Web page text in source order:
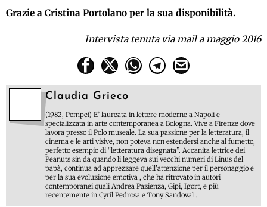
Grazie a Cristina Portolano per la sua disponibilità.
Intervista tenuta via mail a maggio 2016
Claudia Grieco
(1982, Pompei) E’ laureata in lettere moderne a Napoli e
specializzata in arte contemporanea a Bologna. Vive a Firenze dove
lavora presso il Polo museale. La sua passione per la letteratura, il
cinema e le arti visive, non poteva non estendersi anche al fumetto,
perfetto esempio di “letteratura disegnata”. Accanita lettrice dei
Peanuts sin da quando li leggeva sui vecchi numeri di Linus del
papà, continua ad apprezzare quell’attenzione per il personaggio e
per la sua evoluzione emotiva , che ha ritrovato in autori
contemporanei quali Andrea Pazienza, Gipi, Igort, e più
recentemente in Cyril Pedrosa e Tony Sandoval .